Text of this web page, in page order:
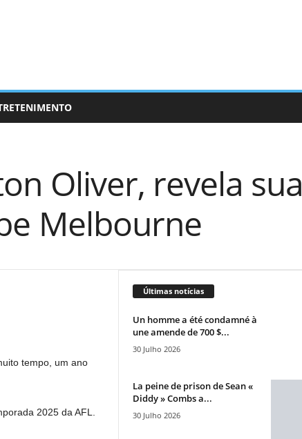
Oliver, revela sua
Melbourne
tempo, um ano
2025 da AFL.
Últimas notícias
Un homme a été condamné à
une amende de 700 $...
30 Julho 2026
La peine de prison de Sean «
Diddy » Combs a...
30 Julho 2026